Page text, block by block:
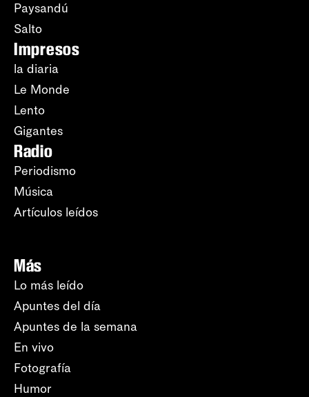
Paysandú
Salto
Impresos
la diaria
Le Monde
Lento
Gigantes
Radio
Periodismo
Música
Artículos leídos
Más
Lo más leído
Apuntes del día
Apuntes de la semana
En vivo
Fotografía
Humor